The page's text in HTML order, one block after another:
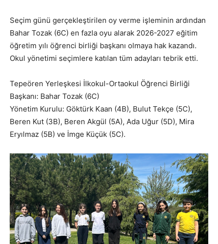
Seçim günü gerçekleştirilen oy verme işleminin ardından
Bahar Tozak (6C) en fazla oyu alarak 2026-2027 eğitim
öğretim yılı öğrenci birliği başkanı olmaya hak kazandı.
Okul yönetimi seçimlere katılan tüm adayları tebrik etti.
Tepeören Yerleşkesi İlkokul-Ortaokul Öğrenci Birliği
Başkanı: Bahar Tozak (6C)
Yönetim Kurulu: Göktürk Kaan (4B), Bulut Tekçe (5C),
Beren Kut (3B), Beren Akgül (5A), Ada Uğur (5D), Mira
Eryılmaz (5B) ve İmge Küçük (5C).